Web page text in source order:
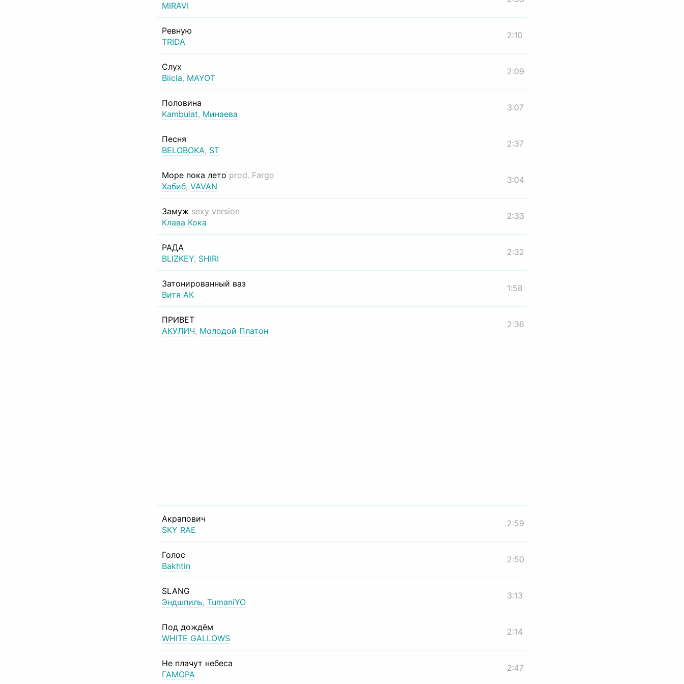
MIRAVI
Ревную
TRIDA
2:10
Слух
Biicla, MAYOT
2:09
Половина
Kambulat, Минаева
3:07
Песня
BELOBOKA, ST
2:37
Море пока лето prod. Fargo
Хабиб, VAVAN
3:04
Замуж sexy version
Клава Кока
2:33
РАДА
BLIZKEY, SHIRI
2:32
Затонированный ваз
Витя АК
1:58
ПРИВЕТ
АКУЛИЧ, Молодой Платон
2:36
Акрапович
SKY RAE
2:59
Голос
Bakhtin
2:50
SLANG
Эндшпиль, TumaniYO
3:13
Под дождём
WHITE GALLOWS
2:14
Не плачут небеса
ГАМОРА
2:47